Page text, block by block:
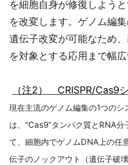
を細胞自身が修復しよう
を改変します。ゲノム編
遺伝子改変が可能なため
を対象とする応用まで幅
（注2） CRISPR/Cas9
現在主流のゲノム編集の1つの
は、“Cas9”タンパク質とRNA分
て、細胞内でゲノムDNA上の任
伝子のノックアウト（遺伝子破